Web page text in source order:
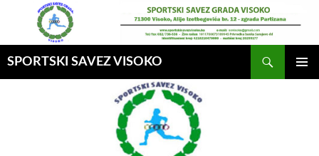
SPORTSKI SAVEZ VISOKO